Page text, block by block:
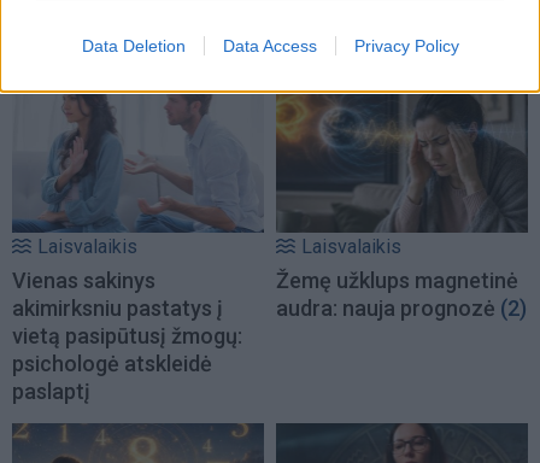
Data Deletion Data Access Privacy Policy
numerologų paslaptis
koreguoti tatuiruotę
Laisvalaikis
Vienas sakinys
akimirksniu pastatys į
vietą pasipūtusį žmogų:
psichologė atskleidė
paslaptį
Laisvalaikis
Žemę užklups magnetinė
audra: nauja prognozė (2)